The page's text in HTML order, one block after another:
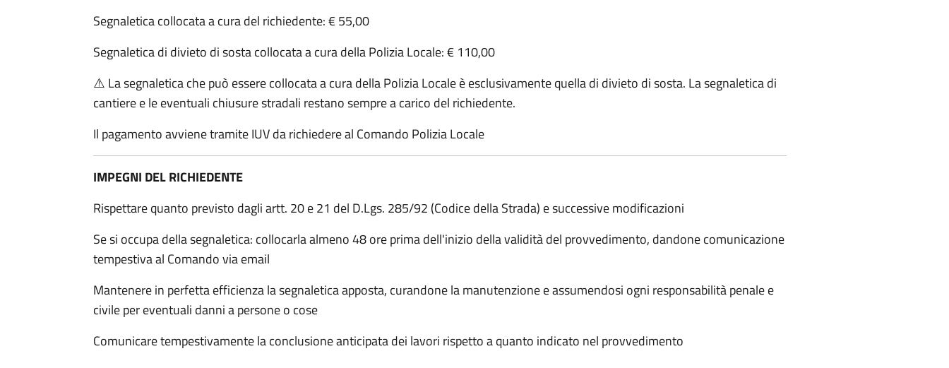
Segnaletica collocata a cura del richiedente: € 55,00
Segnaletica di divieto di sosta collocata a cura della Polizia Locale: € 110,00
⚠️ La segnaletica che può essere collocata a cura della Polizia Locale è esclusivamente quella di divieto di sosta. La segnaletica di
cantiere e le eventuali chiusure stradali restano sempre a carico del richiedente.
Il pagamento avviene tramite IUV da richiedere al Comando Polizia Locale
IMPEGNI DEL RICHIEDENTE
Rispettare quanto previsto dagli artt. 20 e 21 del D.Lgs. 285/92 (Codice della Strada) e successive modificazioni
Se si occupa della segnaletica: collocarla almeno 48 ore prima dell'inizio della validità del provvedimento, dandone comunicazione
tempestiva al Comando via email
Mantenere in perfetta efficienza la segnaletica apposta, curandone la manutenzione e assumendosi ogni responsabilità penale e
civile per eventuali danni a persone o cose
Comunicare tempestivamente la conclusione anticipata dei lavori rispetto a quanto indicato nel provvedimento